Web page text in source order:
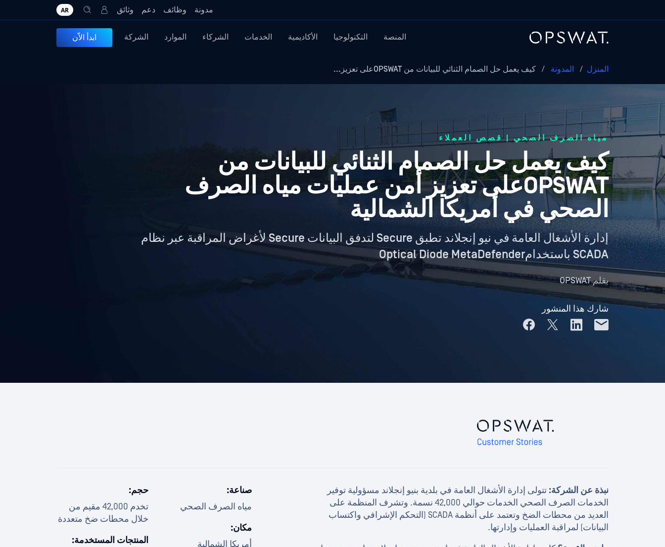
مدونة وظائف دعم وثائق AR
المنصة التكنولوجيا الأكاديمية الخدمات الشركاء الموارد الشركة ابدأ الاّن
المنزل / المدونة / كيف يعمل حل الصمام الثنائي للبيانات من OPSWATعلى تعزيز...
مياه الصرف الصحي | قصص العملاء
كيف يعمل حل الصمام الثنائي للبيانات من
OPSWATعلى تعزيز أمن عمليات مياه الصرف
الصحي في أمريكا الشمالية
إدارة الأشغال العامة في نيو إنجلاند تطبق Secure لتدفق البيانات Secure لأغراض المراقبة عبر نظام
SCADA باستخدامOptical Diode MetaDefender
بقلمOPSWAT
شارك هذا المنشور
نبذة عن الشركة: تتولى إدارة الأشغال العامة في بلدية بنيو إنجلاند مسؤولية توفير
الخدمات الصرف الصحي الخدمات حوالي 42,000 نسمة. وتشرف المنظمة على
العديد من محطات الضخ وتعتمد على أنظمة SCADA (التحكم الإشرافي واكتساب
البيانات) لمراقبة العمليات وإدارتها.
صناعة:
مياه الصرف الصحي
مكان:
أمريكا الشمالية
حجم:
تخدم 42,000 مقيم من
خلال محطات ضخ متعددة
المنتجات المستخدمة: